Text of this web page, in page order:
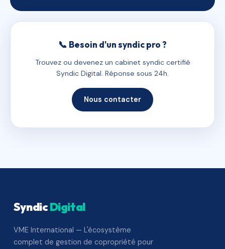
📞 Besoin d'un syndic pro ?
Trouvez ou devenez un cabinet syndic certifié
Syndic Digital. Réponse sous 24h.
Nous contacter
SyndicDigital
VME International — L'écosystème
complet de gestion de copropriété pour